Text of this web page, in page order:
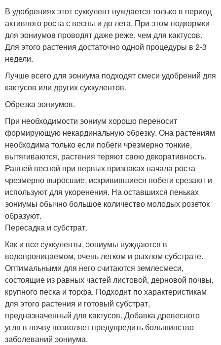
В удобрениях этот суккулент нуждается только в период
активного роста с весны и до лета. При этом подкормки
для эониумов проводят даже реже, чем для кактусов.
Для этого растения достаточно одной процедуры в 2-3
недели.
Лучше всего для эониума подходят смеси удобрений для
кактусов или других суккулентов.
Обрезка эониумов.
При необходимости эониум хорошо переносит
формирующую некардинальную обрезку. Она растениям
необходима только если побеги чрезмерно тонкие,
вытягиваются, растения теряют свою декоративность.
Ранней весной при первых признаках начала роста
чрезмерно выросшие, искривившиеся побеги срезают и
используют для укоренения. На оставшихся пеньках
эониумы обычно большое количество молодых розеток
образуют.
Пересадка и субстрат.
Как и все суккуленты, эониумы нуждаются в
водопроницаемом, очень легком и рыхлом субстрате.
Оптимальными для него считаются землесмеси,
состоящие из равных частей листовой, дерновой почвы,
крупного песка и торфа. Подходит по характеристикам
для этого растения и готовый субстрат,
предназначенный для кактусов. Добавка древесного
угля в почву позволяет предупредить большинство
заболеваний эониума.